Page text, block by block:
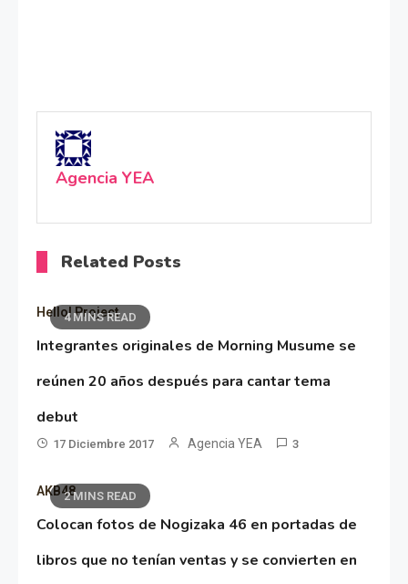
Agencia YEA
Related Posts
4 MINS READ
Hello! Project
Integrantes originales de Morning Musume se
reúnen 20 años después para cantar tema
debut
17 Diciembre 2017 Agencia YEA 3
2 MINS READ
AKB48
Colocan fotos de Nogizaka 46 en portadas de
libros que no tenían ventas y se convierten en